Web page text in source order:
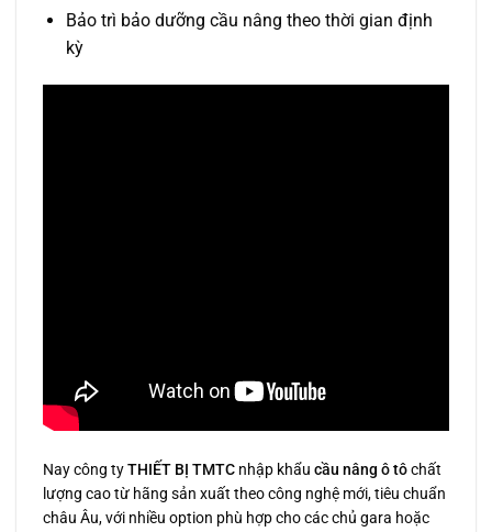
Bảo trì bảo dưỡng cầu nâng theo thời gian định
kỳ
Nay công tyTHIẾT BỊ TMTC nhập khẩu cầu nâng ô tôchất
lượng cao từ hãng sản xuất theo công nghệ mới, tiêu chuẩn
châu Âu, với nhiều option phù hợp cho các chủ gara hoặc